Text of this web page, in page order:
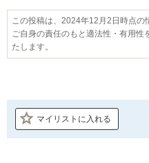
この投稿は、2024年12月2日時点の
ご自身の責任のもと適法性・有用
たします。
マイリストに入れる